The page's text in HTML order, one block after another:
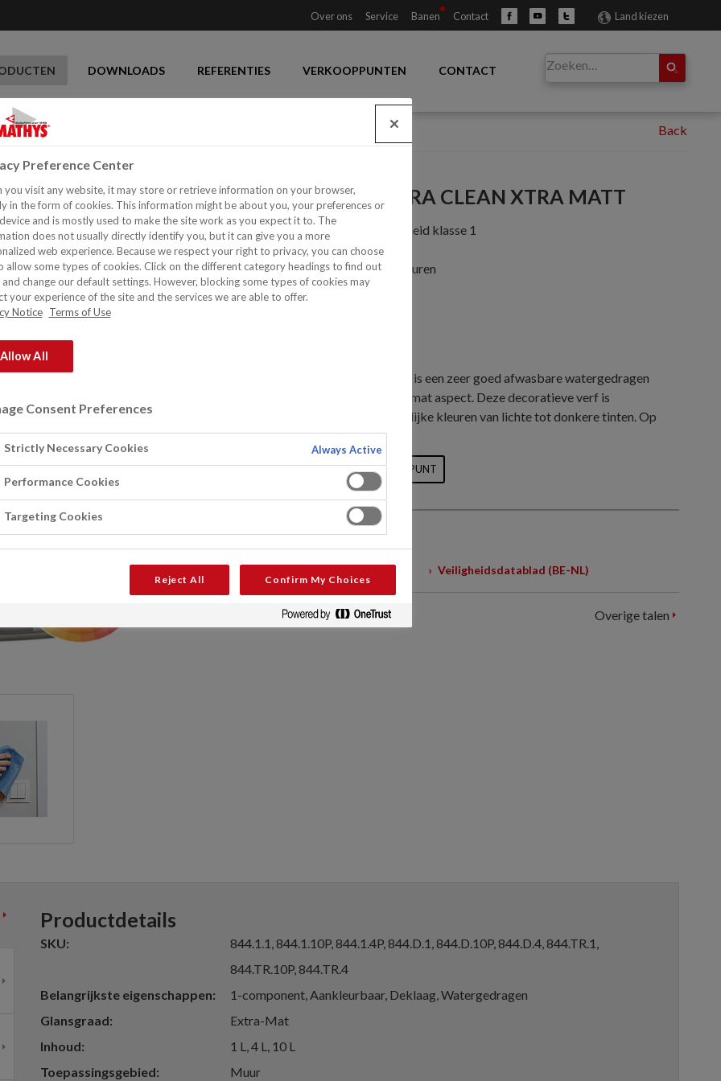
Land kiezen
Over ons Service Banen Contact
DOWNLOADS REFERENTIES VERKOOPPUNTEN CONTACT
PARACEM®DECO ULTRA CLEAN XTRA MATT
Uitstekend afwasbaar - Schrobvastheid klasse 1
Niet opglanzend
Beperkt schrijfeffect bij donkere kleuren
Goed dekkend
Paracem® Deco Ultra Clean Xtra Matt is een zeer goed afwasbare watergedragen
binnenmuurverf met een blijvend extra mat aspect. Deze decoratieve verf is
beschikbaar in wit en in bijna alle mogelijke kleuren van lichte tot donkere tinten. Op
basis van een alkydemulsie.
VRAAG EEN EXPERT VIND VERKOOPPUNT
Downloaden
Produktdatablad (BE-NL) Veiligheidsdatablad (BE-NL)
Overige talen
Productdetails
SKU
844.1.1, 844.1.10P, 844.1.4P, 844.D.1, 844.D.10P, 844.D.4, 844.TR.1,
844.TR.10P, 844.TR.4
Belangrijkste eigenschappen
1-component, Aankleurbaar, Deklaag, Watergedragen
Glansgraad
Extra-Mat
Inhoud
1 L, 4 L, 10 L
Toepassingsgebied
Muur
Preference Center
you visit any website, it may store or retrieve information on your browser,
in the form of cookies. This information might be about you, your preferences or
and is mostly used to make the site work as you expect it to. The
does not usually directly identify you, but it can give you a more
web experience. Because we respect your right to privacy, you can choose
allow some types of cookies. Click on the different category headings to find out
change our default settings. However, blocking some types of cookies may
your experience of the site and the services we are able to offer.
Notice Terms of Use
Allow All
Consent Preferences
Strictly Necessary Cookies Always Active
Performance Cookies
Targeting Cookies
Reject All Confirm My Choices